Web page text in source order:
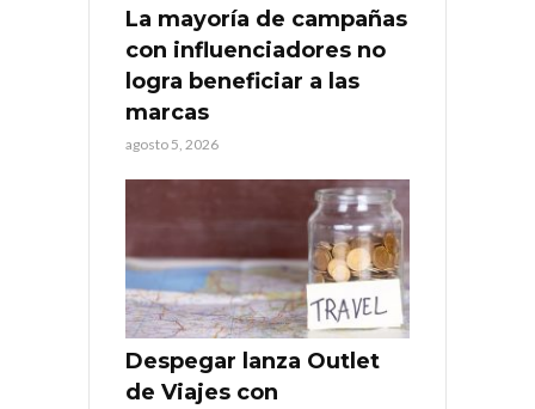
La mayoría de campañas
con influenciadores no
logra beneficiar a las
marcas
agosto 5, 2026
Despegar lanza Outlet
de Viajes con